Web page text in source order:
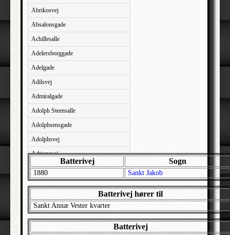
Abrikosvej
Absalonsgade
Achillesalle
Adelersborggade
Adelgade
Adilsvej
Admiralgade
Adolph Steensalle
Adolphsensgade
Adolphsvej
Adriansvej
Aftenbakken
Agavevej
Agermosen
Batterivej Sogn
1880 Sankt Jakob
Batterivej hører til
Sankt Annæ Vester kvarter
Batterivej